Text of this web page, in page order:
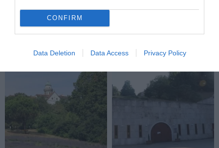
CONFIRM
Data Deletion Data Access Privacy Policy
ARBORÉTUMBA
2026-08-04